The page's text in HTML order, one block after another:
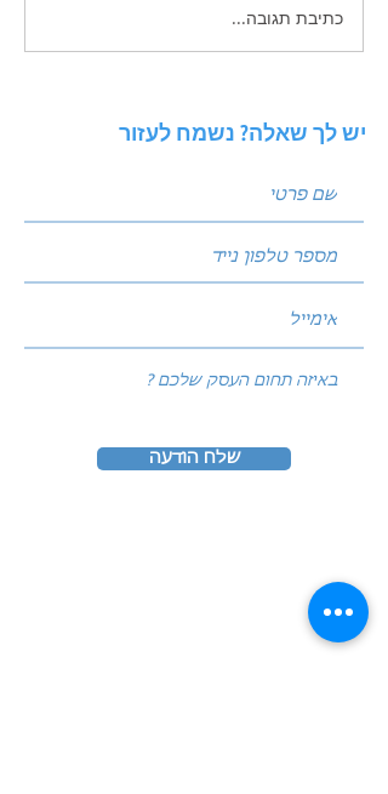
אסטרטגיות חכמות לשיווק
לעסקים קטנים
כתיבת תגובה...
יש לך שאלה? נשמח לעזור
שלח הודעה